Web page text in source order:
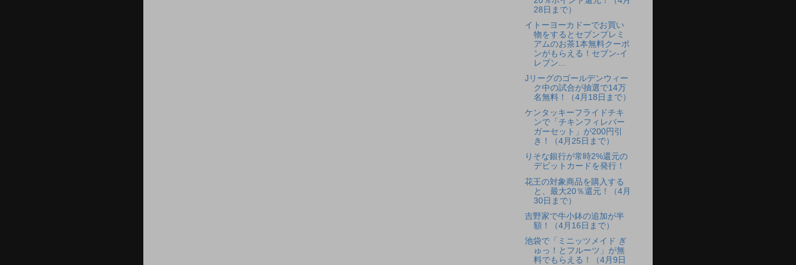
28日まで）
イトーヨーカドーでお買い
物をするとセブンプレミ
アムのお茶1本無料クーポ
ンがもらえる！セブン-イ
レブン...
Jリーグのゴールデンウィー
ク中の試合が抽選で14万
名無料！（4月18日まで）
ケンタッキーフライドチキ
ンで「チキンフィレバー
ガーセット」が200円引
き！（4月25日まで）
りそな銀行が常時2%還元の
デビットカードを発行！
花王の対象商品を購入する
と、最大20％還元！（4月
30日まで）
吉野家で牛小鉢の追加が半
額！（4月16日まで）
池袋で「ミニッツメイド ぎ
ゅっ！とフルーツ」が無
料でもらえる！（4月9日